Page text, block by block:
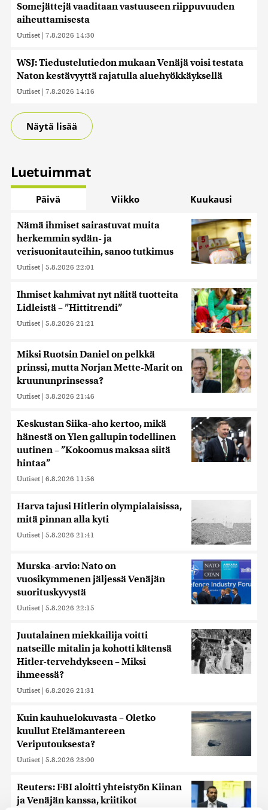
Somejättejä vaaditaan vastuuseen riippuvuuden
aiheuttamisesta
Uutiset | 7.8.2026 14:30
WSJ: Tiedustelutiedon mukaan Venäjä voisi testata
Naton kestävyyttä rajatulla aluehyökkäyksellä
Uutiset | 7.8.2026 14:16
Näytä lisää
Luetuimmat
Päivä Viikko Kuukausi
Nämä ihmiset sairastuvat muita
herkemmin sydän- ja
verisuonitauteihin, sanoo tutkimus
Uutiset | 5.8.2026 22:01
Ihmiset kahmivat nyt näitä tuotteita
Lidleistä – ”Hittitrendi”
Uutiset | 5.8.2026 21:21
Miksi Ruotsin Daniel on pelkkä
prinssi, mutta Norjan Mette-Marit on
kruununprinsessa?
Uutiset | 3.8.2026 21:46
Keskustan Siika-aho kertoo, mikä
hänestä on Ylen gallupin todellinen
uutinen – ”Kokoomus maksaa siitä
hintaa”
Uutiset | 6.8.2026 11:56
Harva tajusi Hitlerin olympialaisissa,
mitä pinnan alla kyti
Uutiset | 5.8.2026 21:41
Murska-arvio: Nato on
vuosikymmenen jäljessä Venäjän
suorituskyvystä
Uutiset | 5.8.2026 22:15
Juutalainen miekkailija voitti
natseille mitalin ja kohotti kätensä
Hitler-tervehdykseen – Miksi
ihmeessä?
Uutiset | 6.8.2026 21:31
Kuin kauhuelokuvasta – Oletko
kuullut Etelämantereen
Veriputouksesta?
Uutiset | 5.8.2026 23:00
Reuters: FBI aloitti yhteistyön Kiinan
ja Venäjän kanssa, kriitikot